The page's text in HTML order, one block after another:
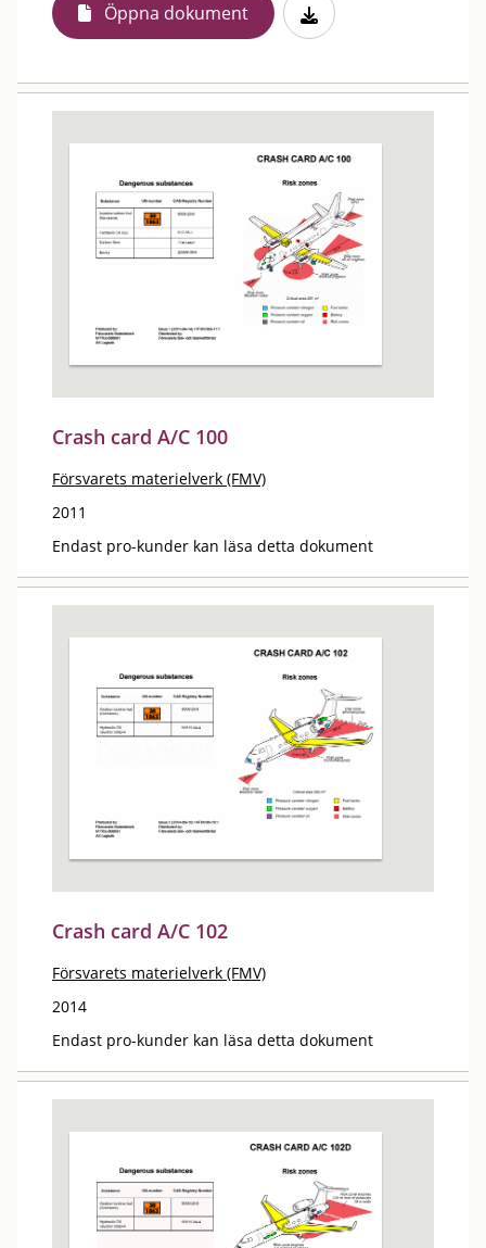
Öppna dokument
Crash card A/C 100
Försvarets materielverk (FMV)
2011
Endast pro-kunder kan läsa detta dokument
Crash card A/C 102
Försvarets materielverk (FMV)
2014
Endast pro-kunder kan läsa detta dokument